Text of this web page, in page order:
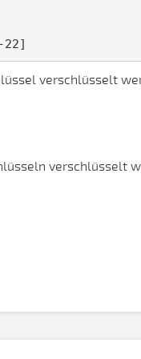
22]
verschlüsselt
verschlüsselt